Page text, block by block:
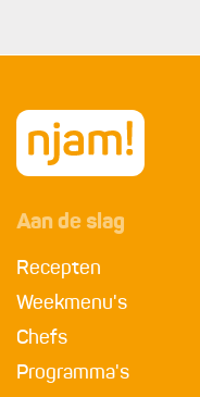
Aan de slag
Recepten
Weekmenu's
Chefs
Programma's